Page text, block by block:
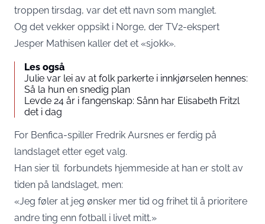
troppen tirsdag, var det ett navn som manglet.
Og det vekker oppsikt i Norge, der TV2-ekspert
Jesper Mathisen kaller det et «sjokk».
Les også
Julie var lei av at folk parkerte i innkjørselen hennes:
Så la hun en snedig plan
Levde 24 år i fangenskap: Sånn har Elisabeth Fritzl
det i dag
For Benfica-spiller Fredrik Aursnes er ferdig på
landslaget etter eget valg.
Han sier til forbundets hjemmeside at han er stolt av
tiden på landslaget, men:
«Jeg føler at jeg ønsker mer tid og frihet til å prioritere
andre ting enn fotball i livet mitt.»